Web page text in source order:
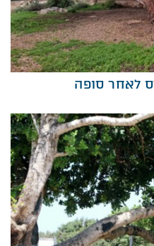
לאחר סופה